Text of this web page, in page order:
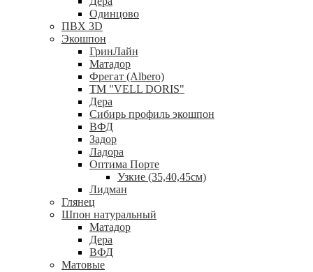
Одинцово
ПВХ 3D
Экошпон
ГринЛайн
Матадор
Фрегат (Albero)
ТМ "VELL DORIS"
Дера
Сибирь профиль экошпон
ВФД
Задор
Ладора
Оптима Порте
Узкие (35,40,45см)
Лидман
Глянец
Шпон натуральный
Матадор
Дера
ВФД
Матовые